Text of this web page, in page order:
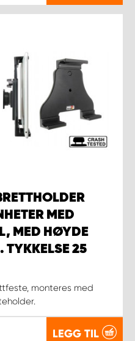
MED
MED HØYDE
TYKKELSE 25
monteres med
LEGG TIL